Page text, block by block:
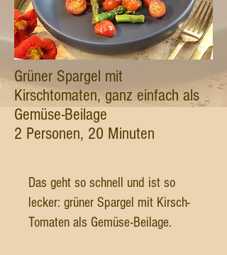
Grüner Spargel mit
Kirschtomaten, ganz einfach als
Gemüse-Beilage
2 Personen, 20 Minuten
Das geht so schnell und ist so
lecker: grüner Spargel mit Kirsch-
Tomaten als Gemüse-Beilage.